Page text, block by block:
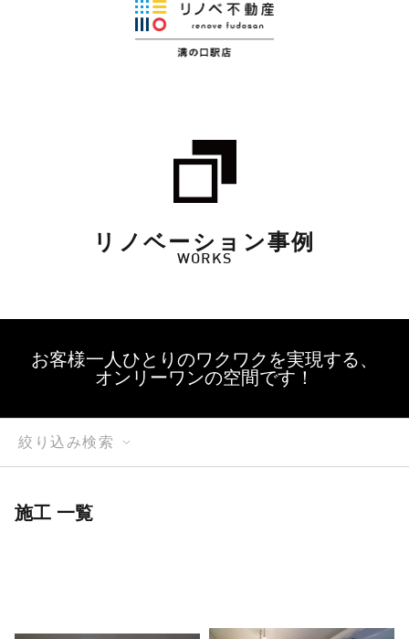
リノベーション事例
WORKS
お客様一人ひとりのワクワクを実現する、
オンリーワンの空間です！
絞り込み検索
施工 一覧